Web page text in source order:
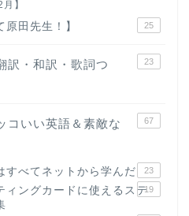
】
田先生！】 25
訳・和訳・歌詞つ
23
コいい英語＆素敵な
67
すべてネットから学んだ 23
ィングカードに使えるステ19